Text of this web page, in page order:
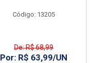
Código: 13205
De: R$ 68,99
Por: R$ 63,99/UN